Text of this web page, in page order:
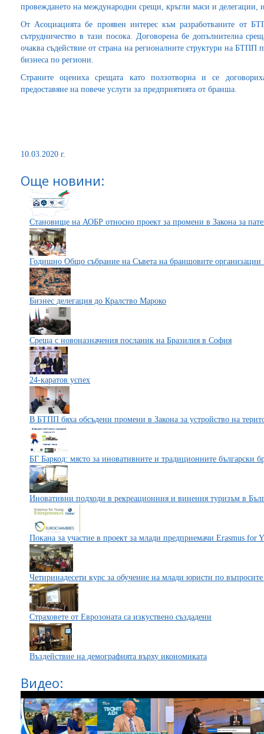
провеждането на международни срещи, кръгли маси и делегации,
От Асоциацията бе проявен интерес към разработваните от
сътрудничество в тази посока. Договорена бе допълнителна
очаква съдействие от страна на регионалните структури на БТПП
бизнеса по региони.
Страните оцениха срещата като ползотворна и се
предоставяне на повече услуги за предприятията от бранша.
10.03.2020 г.
Още новини:
Становище на АОБР относно проект за промени в Закона за
Годишно Общо събрание на Съвета на браншовите
Бизнес делегация до Кралство Мароко
Среща с новоназначения посланик на Бразилия в София
24-каратов успех
В БТПП бяха обсъдени промени в Закона за устройство на
БГ Баркод: място за иновативните и традиционните български
Иновативни подходи в рекреационния и винения туризъм в
Покана за участие в проект за млади предприемачи Erasmus for
Четиринадесети курс за обучение на млади юристи по
Страховете от Еврозоната са изкуствено създадени
Въздействие на демографията върху икономиката
Видео: